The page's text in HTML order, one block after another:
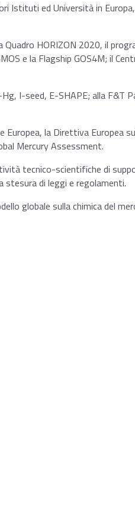
Istituti ed Università in
Quadro HORIZON 2020, il
e la Flagship GOS4M; il
I-seed, E-SHAPE; alla F&T
Europea, la Direttiva Europea
Mercury Assessment.
tecnico-scientifiche di
stesura di leggi e regolamenti.
globale sulla chimica del